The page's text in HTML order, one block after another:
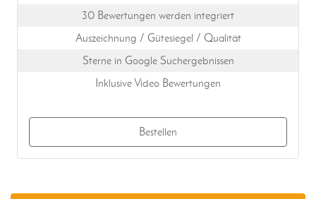
30 Bewertungen werden integriert
Auszeichnung / Gütesiegel / Qualität
Sterne in Google Suchergebnissen
Inklusive Video Bewertungen
Bestellen